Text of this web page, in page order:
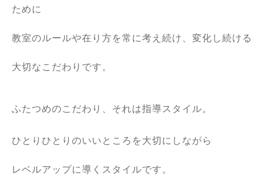
ために
教室のルールや在り方を常に考え続け、変化し続ける
大切なこだわりです。
ふたつめのこだわり、それは指導スタイル。
ひとりひとりのいいところを大切にしながら
レベルアップに導くスタイルです。